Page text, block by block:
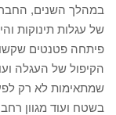
במהלך השנים,
של עגלות תינוקות
פיתחה פטנטים
הקיפול של העגלה
שמתאימות לא רק
בשטח ועוד מגוון